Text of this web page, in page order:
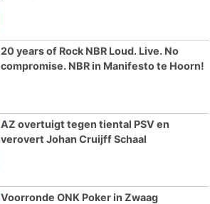
20 years of Rock NBR Loud. Live. No
compromise. NBR in Manifesto te Hoorn!
AZ overtuigt tegen tiental PSV en
verovert Johan Cruijff Schaal
Voorronde ONK Poker in Zwaag